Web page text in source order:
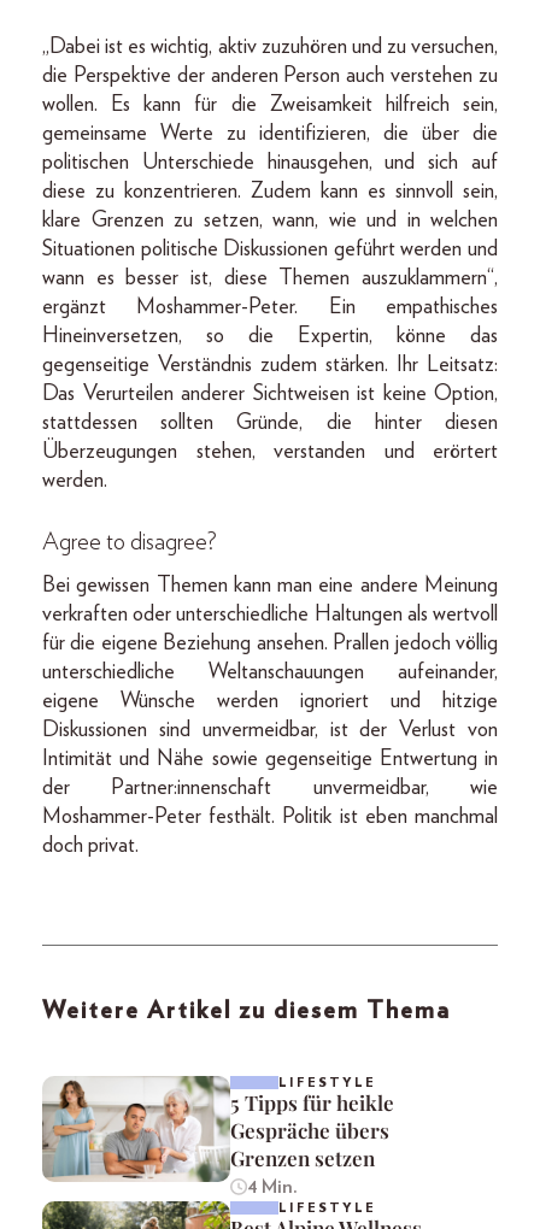
„Dabei ist es wichtig, aktiv zuzuhören und zu versuchen,
die Perspektive der anderen Person auch verstehen zu
wollen. Es kann für die Zweisamkeit hilfreich sein,
gemeinsame Werte zu identifizieren, die über die
politischen Unterschiede hinausgehen, und sich auf
diese zu konzentrieren. Zudem kann es sinnvoll sein,
klare Grenzen zu setzen, wann, wie und in welchen
Situationen politische Diskussionen geführt werden und
wann es besser ist, diese Themen auszuklammern“,
ergänzt Moshammer-Peter. Ein empathisches
Hineinversetzen, so die Expertin, könne das
gegenseitige Verständnis zudem stärken. Ihr Leitsatz:
Das Verurteilen anderer Sichtweisen ist keine Option,
stattdessen sollten Gründe, die hinter diesen
Überzeugungen stehen, verstanden und erörtert
werden.
Agree to disagree?
Bei gewissen Themen kann man eine andere Meinung
verkraften oder unterschiedliche Haltungen als wertvoll
für die eigene Beziehung ansehen. Prallen jedoch völlig
unterschiedliche Weltanschauungen aufeinander,
eigene Wünsche werden ignoriert und hitzige
Diskussionen sind unvermeidbar, ist der Verlust von
Intimität und Nähe sowie gegenseitige Entwertung in
der Partner:innenschaft unvermeidbar, wie
Moshammer-Peter festhält. Politik ist eben manchmal
doch privat.
Weitere Artikel zu diesem Thema
LIFESTYLE
5 Tipps für heikle
Gespräche übers
Grenzen setzen
4 Min.
LIFESTYLE